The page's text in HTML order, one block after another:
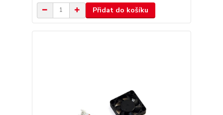
Přidat do košíku